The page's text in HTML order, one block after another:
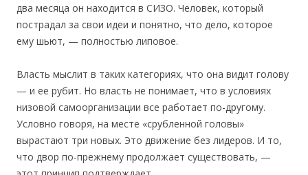
два месяца он находится в СИЗО. Человек, который
пострадал за свои идеи и понятно, что дело, которое
ему шьют, — полностью липовое.
Власть мыслит в таких категориях, что она видит голову
— и ее рубит. Но власть не понимает, что в условиях
низовой самоорганизации все работает по-другому.
Условно говоря, на месте «срубленной головы»
вырастают три новых. Это движение без лидеров. И то,
что двор по-прежнему продолжает существовать, —